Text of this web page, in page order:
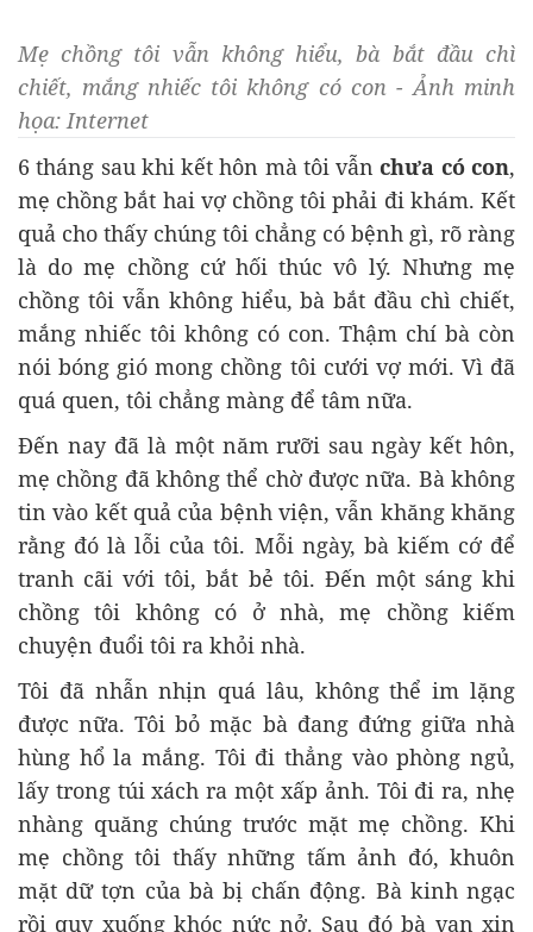
Mẹ chồng tôi vẫn không hiểu, bà bắt đầu chì
chiết, mắng nhiếc tôi không có con - Ảnh minh
họa: Internet
6 tháng sau khi kết hôn mà tôi vẫnchưa có con,
mẹ chồng bắt hai vợ chồng tôi phải đi khám. Kết
quả cho thấy chúng tôi chẳng có bệnh gì, rõ ràng
là do mẹ chồng cứ hối thúc vô lý. Nhưng mẹ
chồng tôi vẫn không hiểu, bà bắt đầu chì chiết,
mắng nhiếc tôi không có con. Thậm chí bà còn
nói bóng gió mong chồng tôi cưới vợ mới. Vì đã
quá quen, tôi chẳng màng để tâm nữa.
Đến nay đã là một năm rưỡi sau ngày kết hôn,
mẹ chồng đã không thể chờ được nữa. Bà không
tin vào kết quả của bệnh viện, vẫn khăng khăng
rằng đó là lỗi của tôi. Mỗi ngày, bà kiếm cớ để
tranh cãi với tôi, bắt bẻ tôi. Đến một sáng khi
chồng tôi không có ở nhà, mẹ chồng kiếm
chuyện đuổi tôi ra khỏi nhà.
Tôi đã nhẫn nhịn quá lâu, không thể im lặng
được nữa. Tôi bỏ mặc bà đang đứng giữa nhà
hùng hổ la mắng. Tôi đi thẳng vào phòng ngủ,
lấy trong túi xách ra một xấp ảnh. Tôi đi ra, nhẹ
nhàng quăng chúng trước mặt mẹ chồng. Khi
mẹ chồng tôi thấy những tấm ảnh đó, khuôn
mặt dữ tợn của bà bị chấn động. Bà kinh ngạc
rồi quỵ xuống khóc nức nở. Sau đó bà van xin